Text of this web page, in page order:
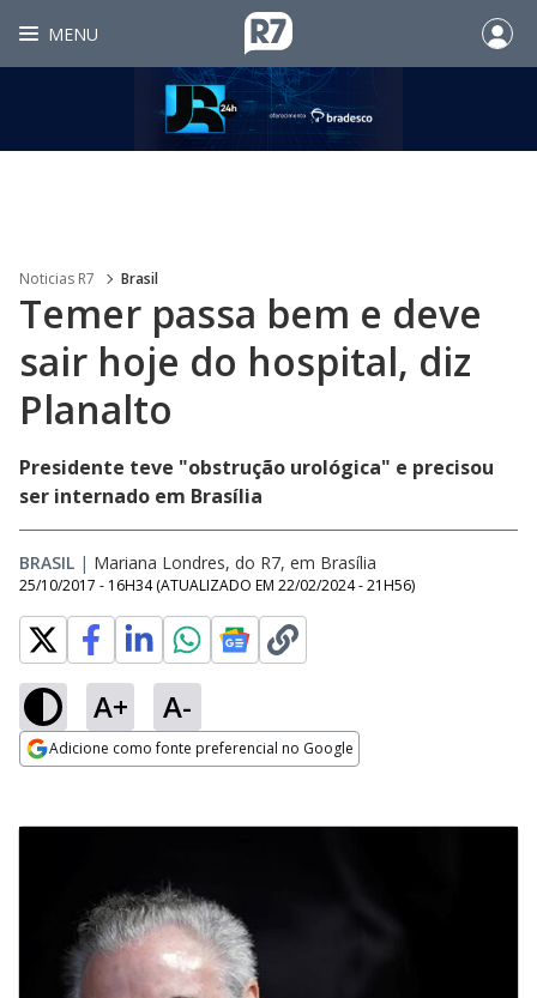
MENU
Noticias R7 Brasil
Temer passa bem e deve
sair hoje do hospital, diz
Planalto
Presidente teve "obstrução urológica" e precisou
ser internado em Brasília
BRASIL | Mariana Londres, do R7, em Brasília
25/10/2017 - 16H34 (ATUALIZADO EM 22/02/2024 - 21H56)
A+ A-
Adicione como fonte preferencial no Google